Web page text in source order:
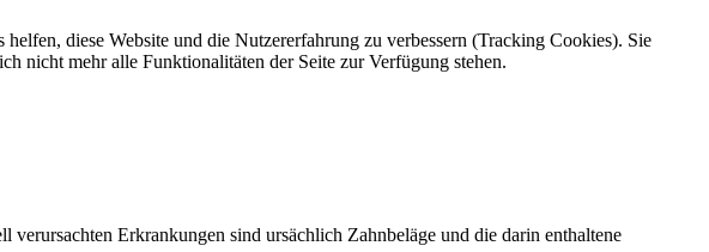
Erkrankungen sind ursächlich Zahnbeläge und die darin enthaltene
diese Website und die Nutzererfahrung zu verbessern (Tracking Cookies). Sie
nicht mehr alle Funktionalitäten der Seite zur Verfügung stehen.